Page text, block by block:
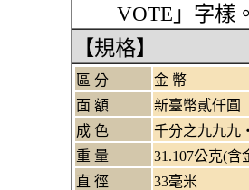
VOTE」字樣
【規格】
區 分
金 幣
面 額
新臺幣貳仟圓
成 色
千分之九九九
重 量
31.107公克(含
直 徑
33毫米